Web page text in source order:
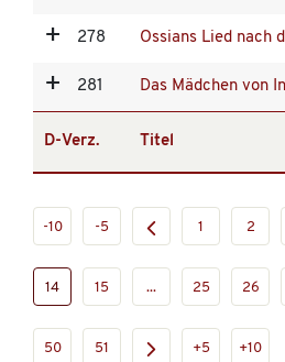
278 Ossians Lied nach
281 Das Mädchen von
D-Verz. Titel
-10 -5 1 2
14 15 ... 25 26
50 51 +5 +10